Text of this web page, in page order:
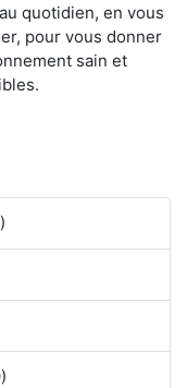
quotidien, en vous
pour vous donner
sain et